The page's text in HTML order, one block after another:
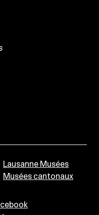
Lausanne Musées
Musées cantonaux